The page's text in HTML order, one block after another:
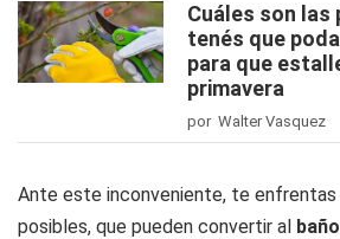
Cuáles son las
tenés que
para que
primavera
por Walter Vasquez
Ante este inconveniente, te enfrentas
posibles, que pueden convertir al baño